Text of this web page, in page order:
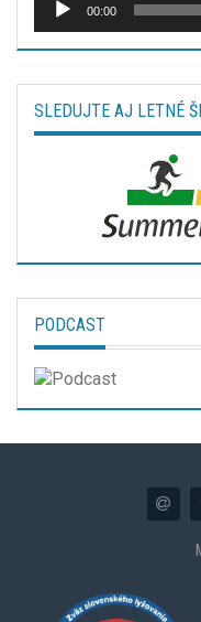
00:00
SLEDUJTE AJ LETNÉ
PODCAST